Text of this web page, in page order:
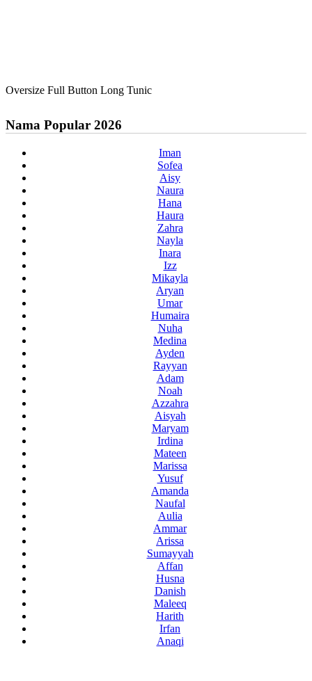
Oversize Full Button Long Tunic
Nama Popular 2026
Iman
Sofea
Aisy
Naura
Hana
Haura
Zahra
Nayla
Inara
Izz
Mikayla
Aryan
Umar
Humaira
Nuha
Medina
Ayden
Rayyan
Adam
Noah
Azzahra
Aisyah
Maryam
Irdina
Mateen
Marissa
Yusuf
Amanda
Naufal
Aulia
Ammar
Arissa
Sumayyah
Affan
Husna
Danish
Maleeq
Harith
Irfan
Anaqi